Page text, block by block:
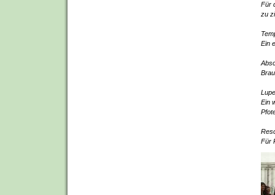
Für
zu
Ein
Lupe
Ein
Für